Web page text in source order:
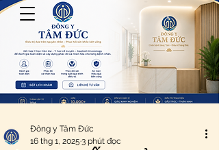
Đông y Tâm Đức
16 thg 1, 2025 3 phút đọc